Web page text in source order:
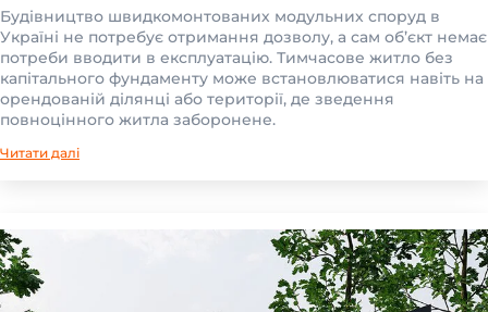
Будівництво швидкомонтованих модульних споруд в
Україні не потребує отримання дозволу, а сам об’єкт немає
потреби вводити в експлуатацію. Тимчасове житло без
капітального фундаменту може встановлюватися навіть на
орендованій ділянці або території, де зведення
повноцінного житла заборонене.
Читати далі